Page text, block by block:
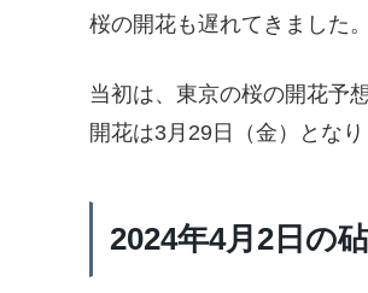
桜の開花も遅れてきました。
当初は、東京の桜の開花予
開花は3月29日（金）となり
2024年4月2日の